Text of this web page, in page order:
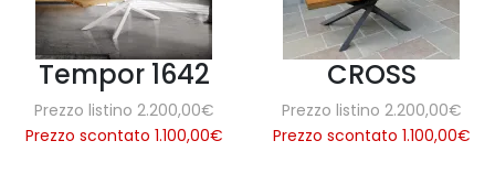
Tempor 1642
Prezzo listino 2.200,00€
Prezzo scontato 1.100,00€
CROSS
Prezzo listino 2.200,00€
Prezzo scontato 1.100,00€